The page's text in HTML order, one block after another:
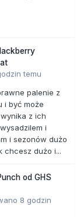
temu
palenie z
i być może
z ich
i
i sezonów dużo
chcesz dużo i...
od GHS
8 godzin